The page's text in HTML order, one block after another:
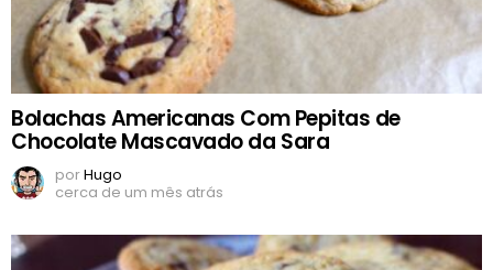
Bolachas Americanas Com Pepitas de
Chocolate Mascavado da Sara
porHugo
cerca de um mês atrás